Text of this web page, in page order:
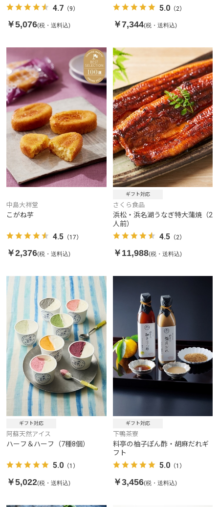
4.7 （9）
￥5,076(税・送料込)
5.0（2）
￥7,344(税・送料込)
中島大祥堂
こがね芋
4.5 （17）
￥2,376(税・送料込)
ギフト対応
さくら食品
浜松・浜名湖うなぎ特大蒲焼（2
人前）
4.5（2）
￥11,988(税・送料込)
ギフト対応
阿蘇天然アイス
ハーフ＆ハーフ（7種8個）
5.0 （1）
￥5,022(税・送料込)
ギフト対応
下鴨茶寮
料亭の柚子ぽん酢・胡麻だれギ
フト
5.0（1）
￥3,456(税・送料込)